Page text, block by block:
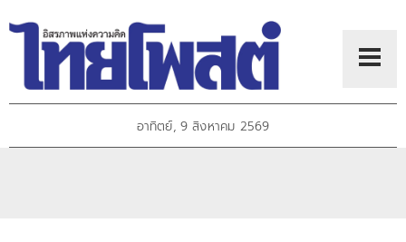
อาทิตย์, 9 สิงหาคม 2569